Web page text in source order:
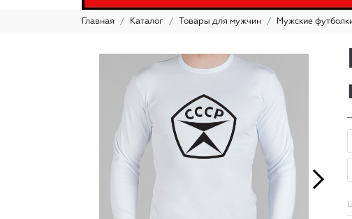
Главная Каталог Товары для мужчин Мужские